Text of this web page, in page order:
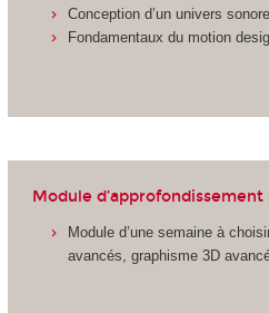
Conception d’un univers
Fondamentaux du motion
Module d’approfondissement
Module d’une semaine à
avancés, graphisme 3D